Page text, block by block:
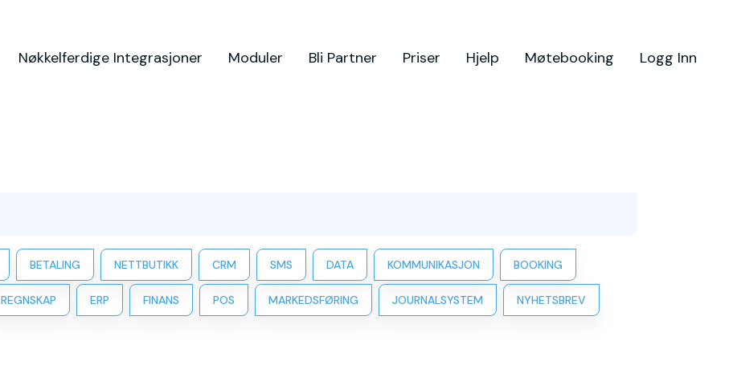
Nøkkelferdige Integrasjoner Moduler Bli Partner Priser Hjelp Møtebooking Logg Inn
BETALING NETTBUTIKK CRM SMS DATA KOMMUNIKASJON BOOKING
REGNSKAP ERP FINANS POS MARKEDSFØRING JOURNALSYSTEM NYHETSBREV